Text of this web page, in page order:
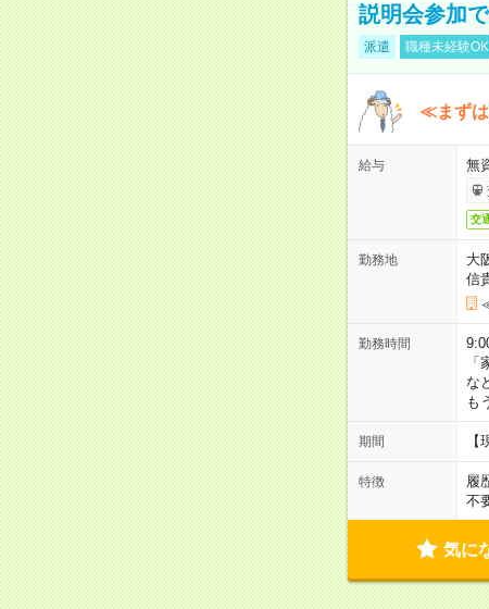
説明会参加
派遣 職種未経験OK
≪まずは
給与 無
交
勤務地
大
信
勤務時間
な
も
期間
特徴 履
不
気に